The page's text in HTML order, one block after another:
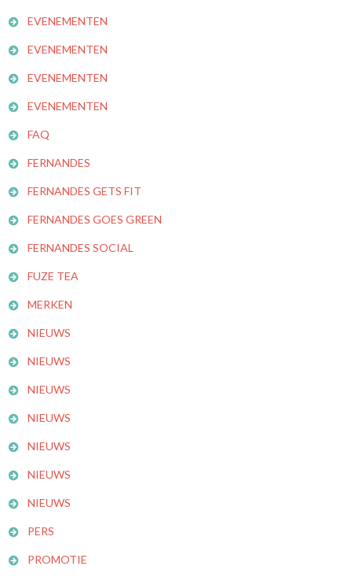
EVENEMENTEN
EVENEMENTEN
EVENEMENTEN
EVENEMENTEN
FAQ
FERNANDES
FERNANDES GETS FIT
FERNANDES GOES GREEN
FERNANDES SOCIAL
FUZE TEA
MERKEN
NIEUWS
NIEUWS
NIEUWS
NIEUWS
NIEUWS
NIEUWS
NIEUWS
PERS
PROMOTIE